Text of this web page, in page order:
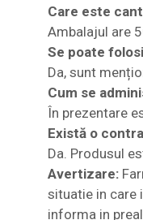
Care este
Ambalajul are
Se poate
Da, sunt
Cum se
În prezentare
Există o
Da. Produsul
Avertizare:
situatie in care
informa in